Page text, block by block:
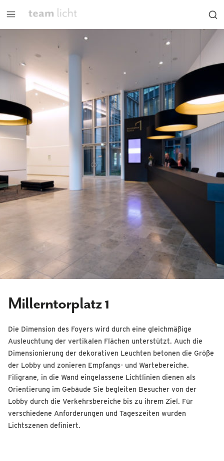
Millerntorplatz 1
Die Dimension des Foyers wird durch eine gleichmäßige
Ausleuchtung der vertikalen Flächen unterstützt. Auch die
Dimensionierung der dekorativen Leuchten betonen die Größe
der Lobby und zonieren Empfangs- und Wartebereiche.
Filigrane, in die Wand eingelassene Lichtlinien dienen als
Orientierung im Gebäude Sie begleiten Besucher von der
Lobby durch die Verkehrsbereiche bis zu ihrem Ziel. Für
verschiedene Anforderungen und Tageszeiten wurden
Lichtszenen definiert.